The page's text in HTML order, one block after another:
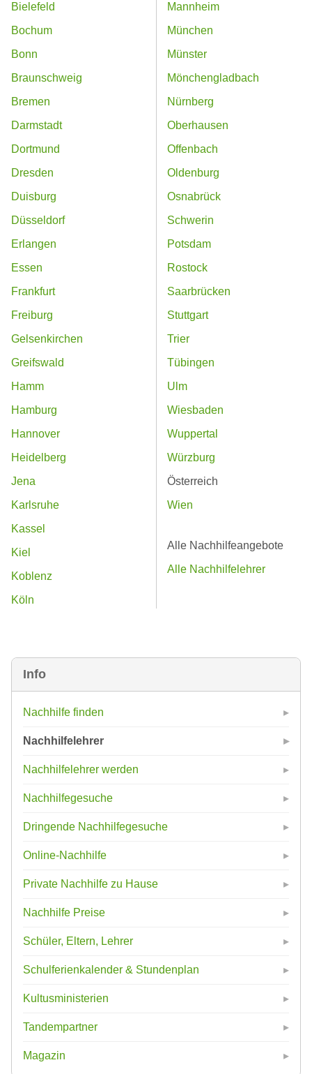
Info
Nachhilfe finden
Nachhilfelehrer
Nachhilfelehrer werden
Nachhilfegesuche
Dringende Nachhilfegesuche
Online-Nachhilfe
Private Nachhilfe zu Hause
Nachhilfe Preise
Schüler, Eltern, Lehrer
Schulferienkalender & Stundenplan
Kultusministerien
Tandempartner
Magazin
Bielefeld
Bochum
Bonn
Braunschweig
Bremen
Darmstadt
Dortmund
Dresden
Duisburg
Düsseldorf
Erlangen
Essen
Frankfurt
Freiburg
Gelsenkirchen
Greifswald
Hamm
Hamburg
Hannover
Heidelberg
Jena
Karlsruhe
Kassel
Kiel
Koblenz
Köln
Mannheim
München
Münster
Mönchengladbach
Nürnberg
Oberhausen
Offenbach
Oldenburg
Osnabrück
Schwerin
Potsdam
Rostock
Saarbrücken
Stuttgart
Trier
Tübingen
Ulm
Wiesbaden
Wuppertal
Würzburg
Österreich
Wien
Alle Nachhilfeangebote
Alle Nachhilfelehrer